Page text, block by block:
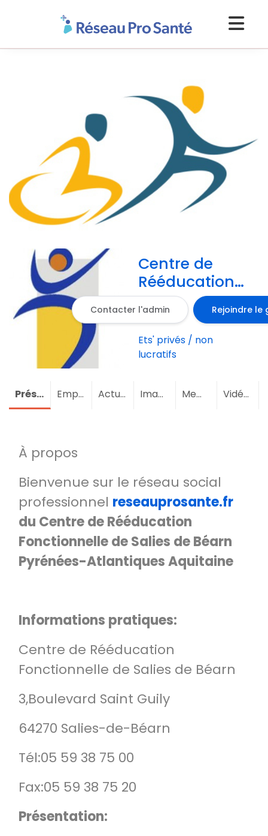
Centre de
Rééducation
Fonctionnelle
de Salies de
Béarn
Pyrénées-
Aquitaine
Contacter l'admin Rejoindre le
Ets' privés / non
lucratifs
Présentation Emploi (1) Actualités Images Membres (4)Vidéos
À propos
Bienvenue sur le réseau social
professionnel reseauprosante.fr
du Centre de Rééducation
Fonctionnelle de Salies de Béarn
Pyrénées-Atlantiques Aquitaine
Informations pratiques:
Centre de Rééducation
Fonctionnelle de Salies de Béarn
3,Boulevard Saint Guily
64270 Salies-de-Béarn
Tél:05 59 38 75 00
Fax:05 59 38 75 20
Présentation: